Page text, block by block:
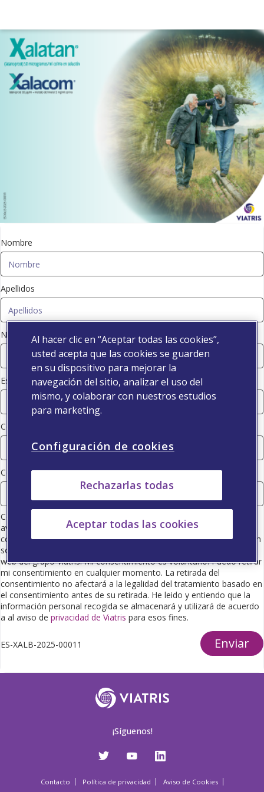
Nombre
Apellidos
Número de colegiado
Especialidad
Código postal
Correo electrónico
Consiento que Viatris (consulte la información de la empresa en el
aviso de protección de datos) utilice mis datos de contacto
comercial para proporcionarme información científica e información
sobre productos farmacéuticos, así como de eventos o seminarios
web del grupo Viatris. Mi consentimiento es voluntario. Puedo retirar
mi consentimiento en cualquier momento. La retirada del
consentimiento no afectará a la legalidad del tratamiento basado en
el consentimiento antes de su retirada. He leido y entiendo que la
información personal recogida se almacenará y utilizará de acuerdo
a al aviso de privacidad de Viatris para esos fines.
ES-XALB-2025-00011 Enviar
¡Síguenos!
Contacto Política de privacidad
Aviso de Cookies
Al hacer clic en “Aceptar todas las cookies”,
usted acepta que las cookies se guarden
en su dispositivo para mejorar la
navegación del sitio, analizar el uso del
mismo, y colaborar con nuestros estudios
para marketing.
Configuración de cookies
Rechazarlas todas
Aceptar todas las cookies